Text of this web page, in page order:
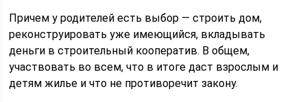
Причем у родителей есть выбор — строить дом,
реконструировать уже имеющийся, вкладывать
деньги в строительный кооператив. В общем,
участвовать во всем, что в итоге даст взрослым и
детям жилье и что не противоречит закону.